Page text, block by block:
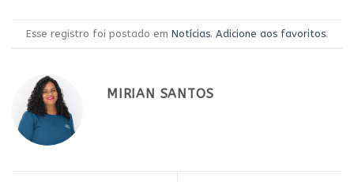
Esse registro foi postado em Notícias. Adicione aos favoritos.
MIRIAN SANTOS